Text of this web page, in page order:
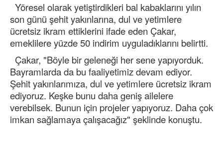
Yöresel olarak yetiştirdikleri bal kabaklarını yılın
son günü şehit yakınlarına, dul ve yetimlere
ücretsiz ikram ettiklerini ifade eden Çakar,
emeklilere yüzde 50 indirim uyguladıklarını belirtti.
Çakar, "Böyle bir geleneği her sene yapıyorduk.
Bayramlarda da bu faaliyetimiz devam ediyor.
Şehit yakınlarımıza, dul ve yetimlere ücretsiz ikram
ediyoruz. Keşke bunu daha geniş ailelere
verebilsek. Bunun için projeler yapıyoruz. Daha çok
imkan sağlamaya çalışacağız" şeklinde konuştu.